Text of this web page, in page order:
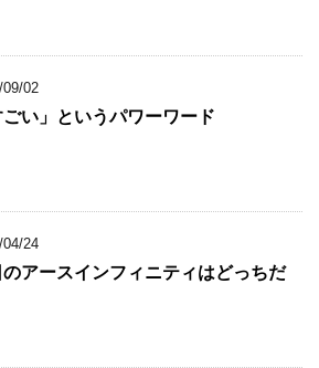
09/02
ごい」というパワーワード
04/24
のアースインフィニティはどっちだ